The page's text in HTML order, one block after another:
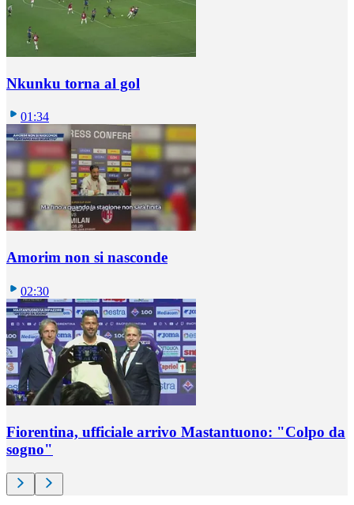
Nkunku torna al gol
01:34
Amorim non si nasconde
02:30
Fiorentina, ufficiale arrivo Mastantuono: "Colpo da
sogno"